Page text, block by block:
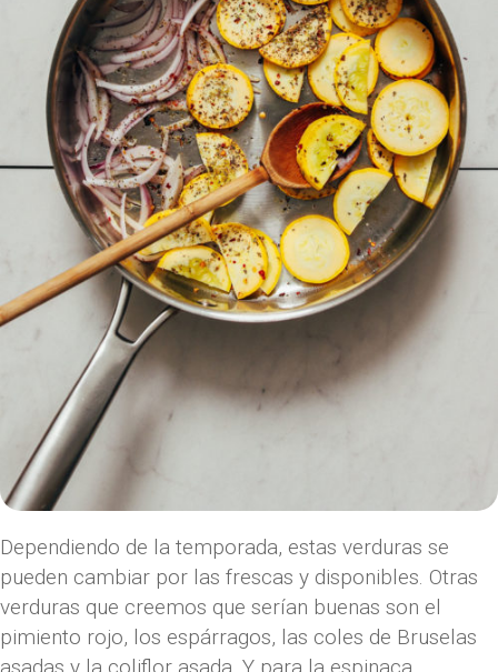
Dependiendo de la temporada, estas verduras se
pueden cambiar por las frescas y disponibles. Otras
verduras que creemos que serían buenas son el
pimiento rojo, los espárragos, las coles de Bruselas